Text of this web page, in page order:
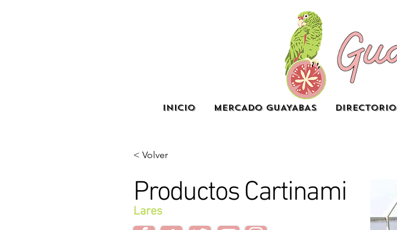
INICIO MERCADO GUAYABAS DIRECTORIO
< Volver
Productos Cartinami
Lares